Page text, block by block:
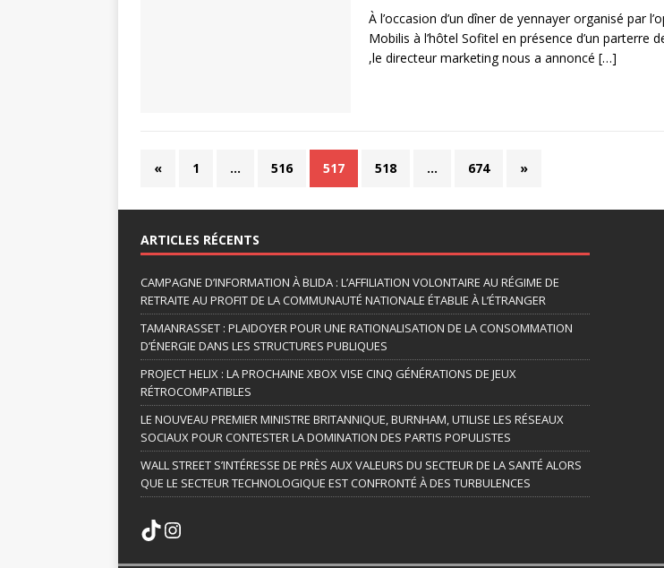
À l’occasion d’un dîner de yennayer organisé par
Mobilis à l’hôtel Sofitel en présence d’un parterre
,le directeur marketing nous a annoncé […]
« 1 … 516 517 518 … 674 »
ARTICLES RÉCENTS
CAMPAGNE D’INFORMATION À BLIDA : L’AFFILIATION VOLONTAIRE AU RÉGIME DE
RETRAITE AU PROFIT DE LA COMMUNAUTÉ NATIONALE ÉTABLIE À L’ÉTRANGER
TAMANRASSET : PLAIDOYER POUR UNE RATIONALISATION DE LA CONSOMMATION
D’ÉNERGIE DANS LES STRUCTURES PUBLIQUES
PROJECT HELIX : LA PROCHAINE XBOX VISE CINQ GÉNÉRATIONS DE JEUX
RÉTROCOMPATIBLES
LE NOUVEAU PREMIER MINISTRE BRITANNIQUE, BURNHAM, UTILISE LES RÉSEAUX
SOCIAUX POUR CONTESTER LA DOMINATION DES PARTIS POPULISTES
WALL STREET S’INTÉRESSE DE PRÈS AUX VALEURS DU SECTEUR DE LA SANTÉ ALORS
QUE LE SECTEUR TECHNOLOGIQUE EST CONFRONTÉ À DES TURBULENCES